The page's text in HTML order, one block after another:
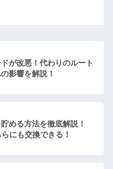
が改悪！代わりのルート
影響を解説！
める方法を徹底解説！
にも交換できる！